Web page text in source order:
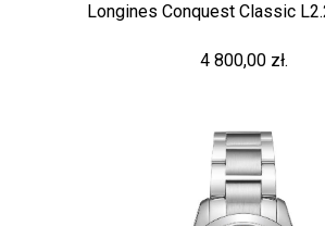
Longines Conquest Classic
4 800,00 zł.